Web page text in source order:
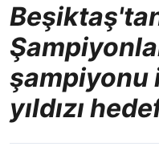
şampiyonu
yıldızı